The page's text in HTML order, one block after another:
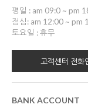
평일 : am 09:0 ~ pm
점심: am 12:00 ~ pm
토요일 : 휴무
고객센터 전화
BANK ACCOUNT